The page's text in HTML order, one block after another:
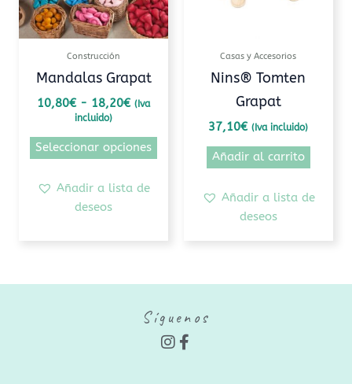
Construcción
Mandalas Grapat
10,80€ - 18,20€ (Iva
incluido)
Seleccionar opciones
opciones
se
producto
Añadir a lista de
deseos
Casas y Accesorios
Nins® Tomten
Grapat
37,10€ (Iva incluido)
Añadir al carrito
Añadir a lista de
deseos
Síguenos
I
n
F
a